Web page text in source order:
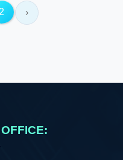
2 ›